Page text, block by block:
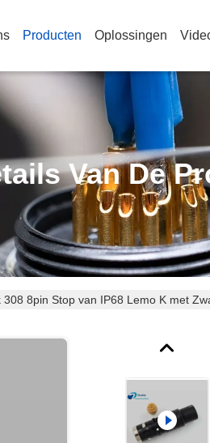
Producten Oplossingen
Van De
8pin Stop van IP68 Lemo K met